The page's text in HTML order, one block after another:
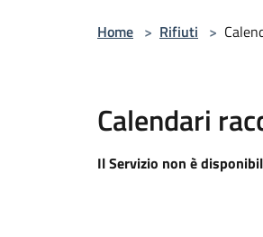
Home > Rifiuti >
Calendari
Il Servizio non è